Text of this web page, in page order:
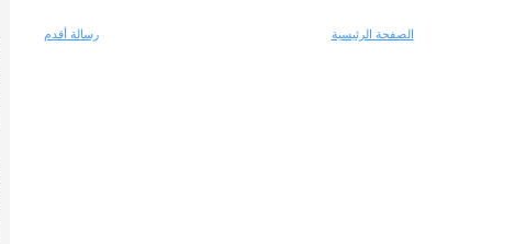
رسالة أقدم الصفحة الرئيسية